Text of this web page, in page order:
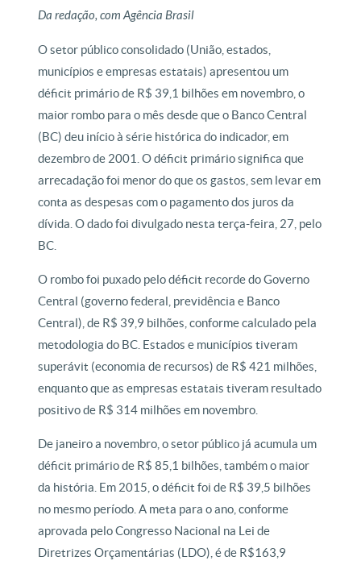
Da redação, com Agência Brasil
O setor público consolidado (União, estados,
municípios e empresas estatais) apresentou um
déficit primário de R$ 39,1 bilhões em novembro, o
maior rombo para o mês desde que o Banco Central
(BC) deu início à série histórica do indicador, em
dezembro de 2001. O déficit primário significa que
arrecadação foi menor do que os gastos, sem levar em
conta as despesas com o pagamento dos juros da
dívida. O dado foi divulgado nesta terça-feira, 27, pelo
BC.
O rombo foi puxado pelo déficit recorde do Governo
Central (governo federal, previdência e Banco
Central), de R$ 39,9 bilhões, conforme calculado pela
metodologia do BC. Estados e municípios tiveram
superávit (economia de recursos) de R$ 421 milhões,
enquanto que as empresas estatais tiveram resultado
positivo de R$ 314 milhões em novembro.
De janeiro a novembro, o setor público já acumula um
déficit primário de R$ 85,1 bilhões, também o maior
da história. Em 2015, o déficit foi de R$ 39,5 bilhões
no mesmo período. A meta para o ano, conforme
aprovada pelo Congresso Nacional na Lei de
Diretrizes Orçamentárias (LDO), é de R$163,9